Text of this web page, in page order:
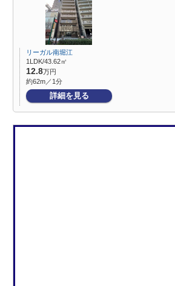
リーガル南堀江
1LDK/43.62㎡
12.8万円
約62m／1分
詳細を見る